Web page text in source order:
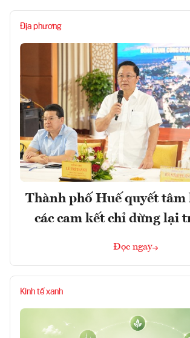
Địa phương
Thành phố Huế quyết tâm
các cam kết chỉ dừng lại
Đọc ngay
Kinh tế xanh